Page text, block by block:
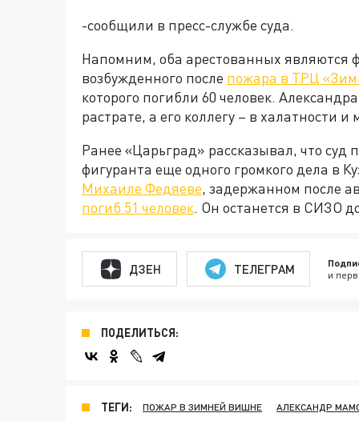
-сообщили в пресс-службе суда.
Напомним, оба арестованных являются
возбужденного после пожара в ТРЦ
которого погибли 60 человек.
растрате, а его коллегу – в халатности
Ранее «Царьград» рассказывал, что
фигуранта еще одного громкого дела в
Михаиле Федяеве, задержанном после
погиб 51 человек. Он останется в СИЗО
ДЗЕН ТЕЛЕГРАМ и
ПОДЕЛИТЬСЯ:
ТЕГИ: ПОЖАР В ЗИМНЕЙ ВИШНЕ АЛЕКСАНДР